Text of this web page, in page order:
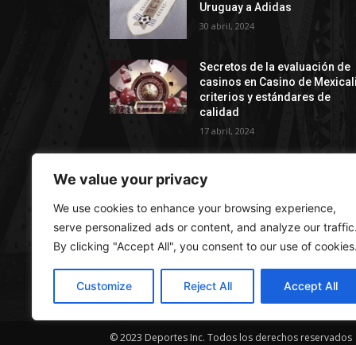
We value your privacy
We use cookies to enhance your browsing experience,
serve personalized ads or content, and analyze our
By clicking "Accept All", you consent to our use of
Customize Reject All Accept All
Uruguay a Adidas
30 abril, 2024
Secretos de la evaluación de
casinos en Casino de
сriterios y estándares de
calidad
17 abril, 2024
© 2023 Deportes Inc. Todos los derechos reservados